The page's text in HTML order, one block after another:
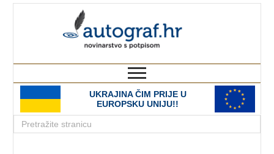
UKRAJINA ČIM PRIJE U
EUROPSKU UNIJU!!